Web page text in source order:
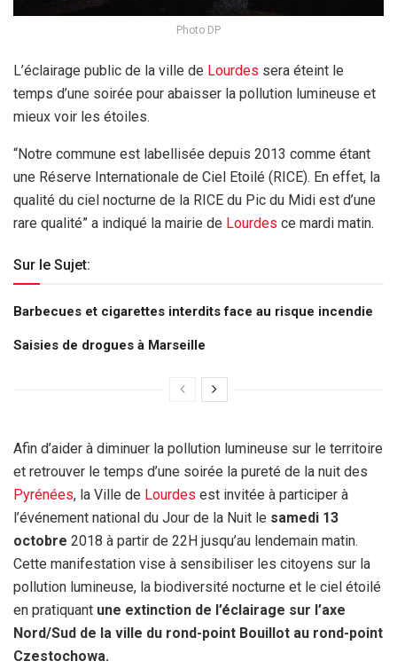
Photo DP
L’éclairage public de la ville de Lourdes sera éteint le
temps d’une soirée pour abaisser la pollution lumineuse et
mieux voir les étoiles.
“Notre commune est labellisée depuis 2013 comme étant
une Réserve Internationale de Ciel Etoilé (RICE). En effet, la
qualité du ciel nocturne de la RICE du Pic du Midi est d’une
rare qualité” a indiqué la mairie de Lourdes ce mardi matin.
Sur le Sujet:
Barbecues et cigarettes interdits face au risque incendie
Saisies de drogues à Marseille
Afin d’aider à diminuer la pollution lumineuse sur le territoire
et retrouver le temps d’une soirée la pureté de la nuit des
Pyrénées, la Ville de Lourdes est invitée à participer à
l’événement national du Jour de la Nuit le samedi 13
octobre 2018 à partir de 22H jusqu’au lendemain matin.
Cette manifestation vise à sensibiliser les citoyens sur la
pollution lumineuse, la biodiversité nocturne et le ciel étoilé
en pratiquant une extinction de l’éclairage sur l’axe
Nord/Sud de la ville du rond-point Bouillot au rond-point
Czestochowa.